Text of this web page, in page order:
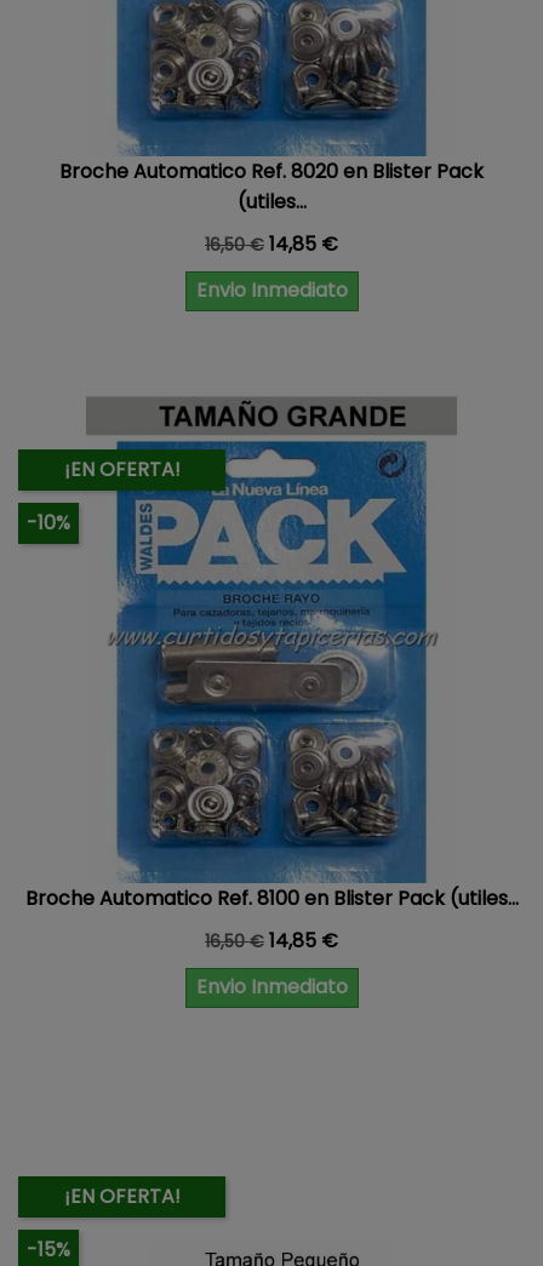
Broche Automatico Ref. 8020 en Blister Pack
(utiles...
Precio base
16,50 € Precio
14,85 €
Envio Inmediato
¡EN OFERTA!
-10%
Broche Automatico Ref. 8100 en Blister Pack (utiles...
Precio base
16,50 € Precio
14,85 €
Envio Inmediato
¡EN OFERTA!
-15%